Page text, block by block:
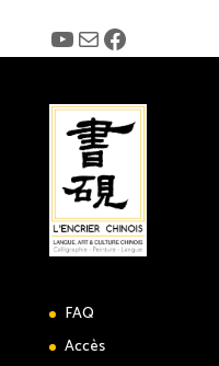
YouTube
E-mailFacebook
FAQ
Accès